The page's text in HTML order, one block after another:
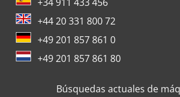
+44 20 331 800 72
+49 201 857 861 0
+49 201 857 861 80
Búsquedas actuales de